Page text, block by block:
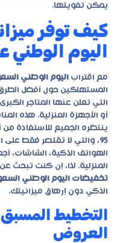
يمكن تفويتها.
كيف توفر
اليوم الوطني
مع اقتراب اليوم الوطني
المستهلكين حول أفضل
التي تعلن عنها المتاجر
أو الأجهزة المنزلية. هذه
ينتظره الجميع للاستفادة من
95، والتي لا تقتصر فقط على
الهواتف الذكية، الشاشات،
المنزلية. لذا، إن كنت تبحث
تخفيضات اليوم الوطني السعودي
الذكي دون إرهاق ميزانيتك.
التخطيط
العروض